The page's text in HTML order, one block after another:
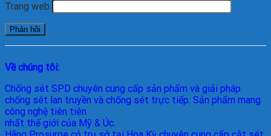
Trang web
Về chúng tôi:
Chống sét SPD chuyên cung cấp sản phẩm và giải pháp
chống sét lan truyền và chống sét trực tiếp. Sản phẩm mang
công nghệ tiên tiên
nhất thế giới của Mỹ & Úc.